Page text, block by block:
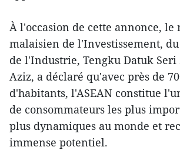
À l'occasion de cette annonce, le
malaisien de l'Investissement,
de l'Industrie, Tengku Datuk
Aziz, a déclaré qu'avec près de
d'habitants, l'ASEAN constitue
de consommateurs les plus
plus dynamiques au monde et
immense potentiel.